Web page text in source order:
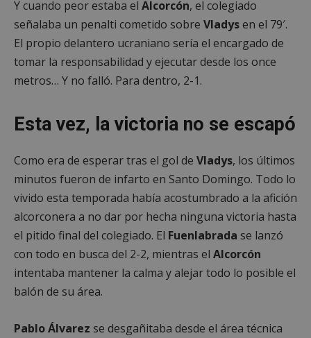
Y cuando peor estaba el Alcorcón, el colegiado
señalaba un penalti cometido sobre Vladysen el 79′.
El propio delantero ucraniano sería el encargado de
tomar la responsabilidad y ejecutar desde los once
metros… Y no falló. Para dentro, 2-1.
Esta vez, la victoria no se escapó
Como era de esperar tras el gol de Vladys, los últimos
minutos fueron de infarto en Santo Domingo. Todo lo
vivido esta temporada había acostumbrado a la afición
alcorconera a no dar por hecha ninguna victoria hasta
el pitido final del colegiado. El Fuenlabrada se lanzó
con todo en busca del 2-2, mientras el Alcorcón
intentaba mantener la calma y alejar todo lo posible el
balón de su área.
Pablo Álvarez se desgañitaba desde el área técnica
Cookies no clasificadas
Cookies de rendimiento
Cookies no clasificadas
Las cookies estrictamente necesarias permiten la
inicio de sesión de usuario y la gestión de cuentas.
El sitio web no se puede utilizar correctamente sin
las cookies estrictamente necesarias.
Nombre
Dominio